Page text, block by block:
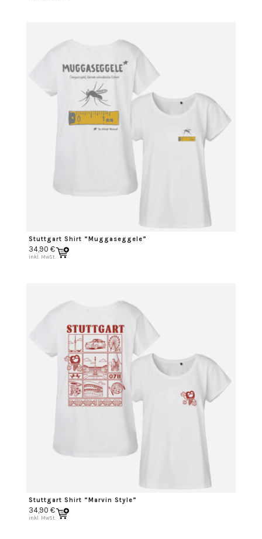
Stuttgart Shirt “Muggaseggele”
34,90 €
inkl. MwSt.
Stuttgart Shirt “Marvin Style”
34,90 €
inkl. MwSt.